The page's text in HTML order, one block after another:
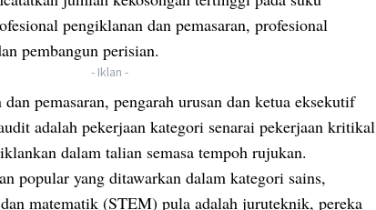
pengiklanan dan pemasaran, profesional
pembangun perisian.
- Iklan -
pemasaran, pengarah urusan dan ketua eksekutif
adalah pekerjaan kategori senarai pekerjaan kritikal
dalam talian semasa tempoh rujukan.
popular yang ditawarkan dalam kategori sains,
matematik (STEM) pula adalah juruteknik, pereka